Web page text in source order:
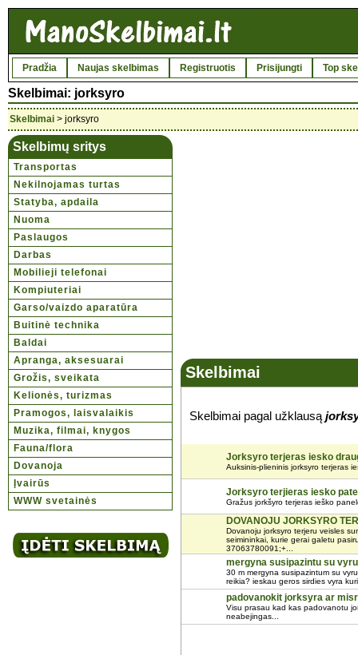
Pradžia Naujas skelbimas Registruotis Prisijungti Top
Skelbimai: jorksyro
Skelbimai > jorksyro
Skelbimų sritys
Transportas
Nekilnojamas turtas
Statyba, apdaila
Nuoma
Paslaugos
Darbas
Mobilieji telefonai
Kompiuteriai
Garso/vaizdo aparatūra
Buitinė technika
Baldai
Apranga, aksesuarai
Grožis, sveikata
Kelionės, turizmas
Pramogos, laisvalaikis
Muzika, filmai, knygos
Fauna/flora
Dovanoja
Įvairūs
WWW svetainės
Skelbimai
Skelbimai pagal užklausą
Jorksyro terjeras iesko
Auksinis-plieninis jorksyro terjeras
Jorksyro terjieras iesko
Gražus jorkšyro terjeras ieško
DOVANOJU JORKSYRO
Dovanoju jorksyro terjeru veisles
seimininkai, kurie gerai galetu
37063780091;+...
mergyna susipazintu su vyru
30 m mergyna susipazintum su
reikia? ieskau geros sirdies vyra
padovanokit jorksyra ar
Visu prasau kad kas padovanotu
neabejingas...